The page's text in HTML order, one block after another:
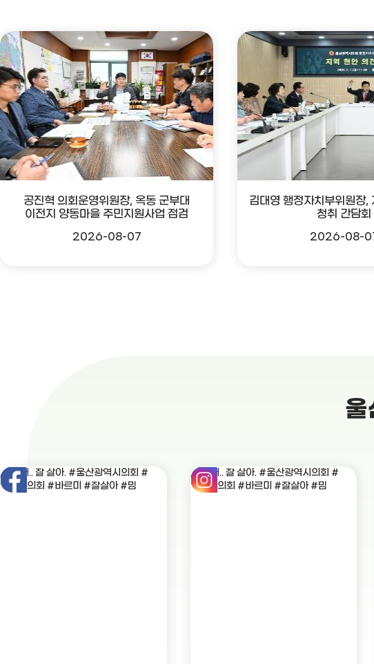
공진혁 의회운영위원장, 옥동 군부대
이전지 양동마을 주민지원사업 점검
2026-08-07
김대영 행정자치부위원장,
청취 간담회
2026-08-
울